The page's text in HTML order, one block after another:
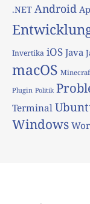
.NET Android
Invertika iOS Java
macOS
Plugin Politik
Terminal
Windows